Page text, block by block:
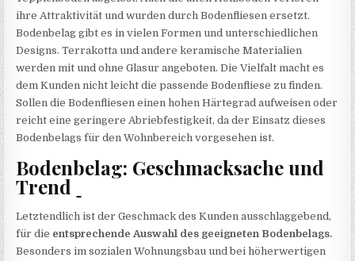
ihre Attraktivität und wurden durch Bodenfliesen ersetzt.
Bodenbelag gibt es in vielen Formen und unterschiedlichen
Designs. Terrakotta und andere keramische Materialien
werden mit und ohne Glasur angeboten. Die Vielfalt macht es
dem Kunden nicht leicht die passende Bodenfliese zu finden.
Sollen die Bodenfliesen einen hohen Härtegrad aufweisen oder
reicht eine geringere Abriebfestigkeit, da der Einsatz dieses
Bodenbelags für den Wohnbereich vorgesehen ist.
Bodenbelag: Geschmacksache und
Trend
Letztendlich ist der Geschmack des Kunden ausschlaggebend,
für die entsprechende Auswahl des geeigneten Bodenbelags.
Besonders im sozialen Wohnungsbau und bei höherwertigen